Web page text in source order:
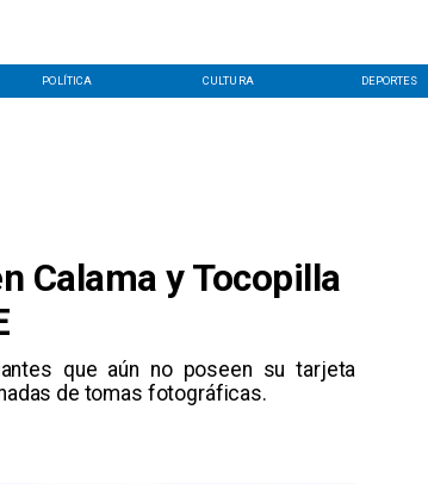
POLÍTICA CULTURA DEPORTES
Calama y Tocopilla
que aún no poseen su tarjeta
de tomas fotográficas.